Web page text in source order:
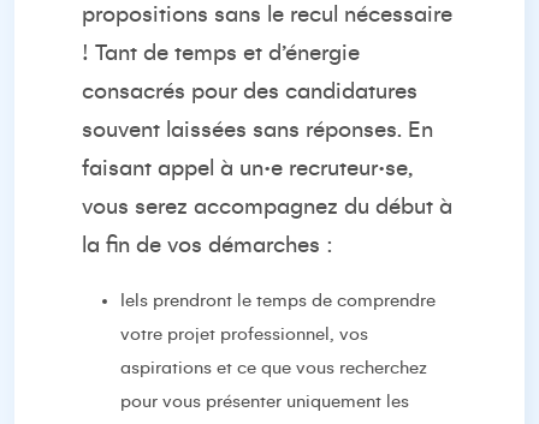
propositions sans le recul nécessaire
! Tant de temps et d’énergie
consacrés pour des candidatures
souvent laissées sans réponses. En
faisant appel à un·e recruteur·se,
vous serez accompagnez du début à
la fin de vos démarches :
Iels prendront le temps de comprendre
votre projet professionnel, vos
aspirations et ce que vous recherchez
pour vous présenter uniquement les